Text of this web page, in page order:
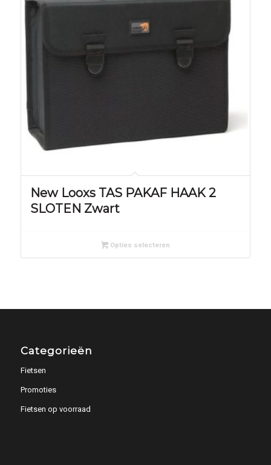
New Looxs TAS PAKAF HAAK 2
SLOTEN Zwart
Opties selecteren
Categorieën
Fietsen
Promoties
Fietsen op voorraad